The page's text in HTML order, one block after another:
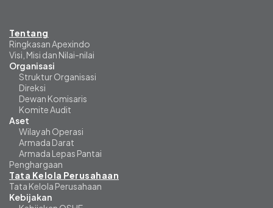
Tentang
Ringkasan Apexindo
Visi, Misi dan Nilai-nilai
Organisasi
Struktur Organisasi
Direksi
Dewan Komisaris
Komite Audit
Aset
Wilayah Operasi
Armada Darat
Armada Lepas Pantai
Penghargaan
Tata Kelola Perusahaan
Tata Kelola Perusahaan
Kebijakan